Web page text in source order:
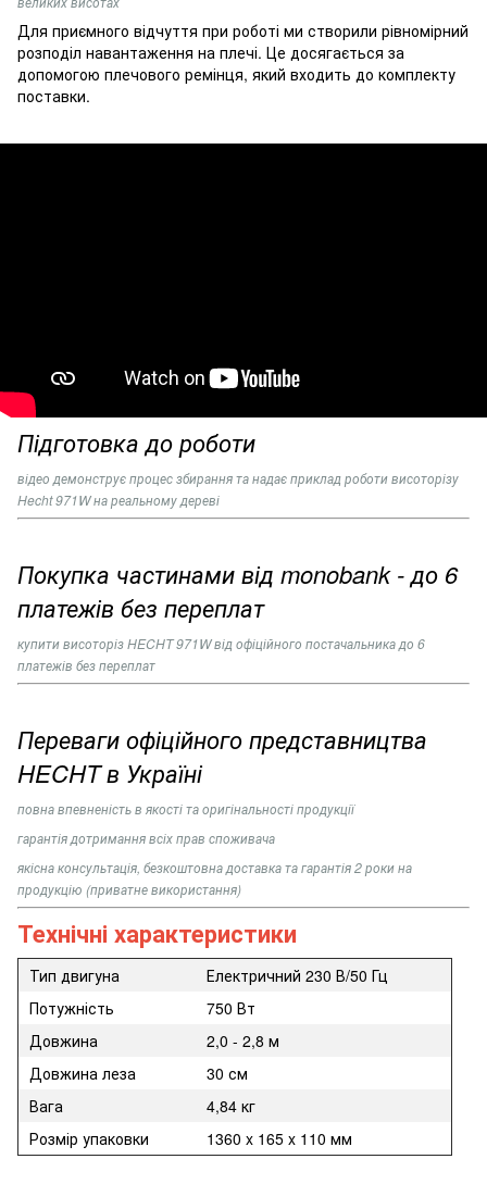
Для приємного відчуття при роботі ми створили рівномірний
розподіл навантаження на плечі. Це досягається за
допомогою плечового ремінця, який входить до комплекту
поставки.
Підготовка до роботи
відео демонструє процес збирання та надає приклад роботи висоторізу
Hecht 971W на реальному дереві
Покупка частинами від monobank - до 6
платежів без переплат
купити висоторізHECHT 971Wвід офіційного постачальника до 6
платежів без переплат
Переваги офіційного представництва
HECHT в Україні
повна впевненість в якості та оригінальності продукції
гарантія дотримання всіх прав споживача
якісна консультація, безкоштовна доставка та гарантія 2 роки на
продукцію (приватне використання)
Технічні характеристики
Тип двигуна
Електричний 230 В/50 Гц
Потужність
750 Вт
Довжина
2,0 - 2,8 м
Довжина леза
30 см
Вага
4,84 кг
Розмір упаковки
1360 x 165 x 110 мм